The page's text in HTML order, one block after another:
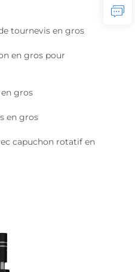
tournevis en gros
en gros pour
gros
en gros
capuchon rotatif en